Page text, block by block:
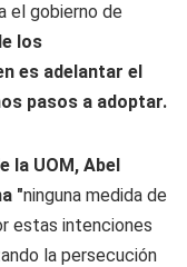
el gobierno de
los
es adelantar el
pasos a adoptar.
la UOM, Abel
"ninguna medida de
estas intenciones
la persecución